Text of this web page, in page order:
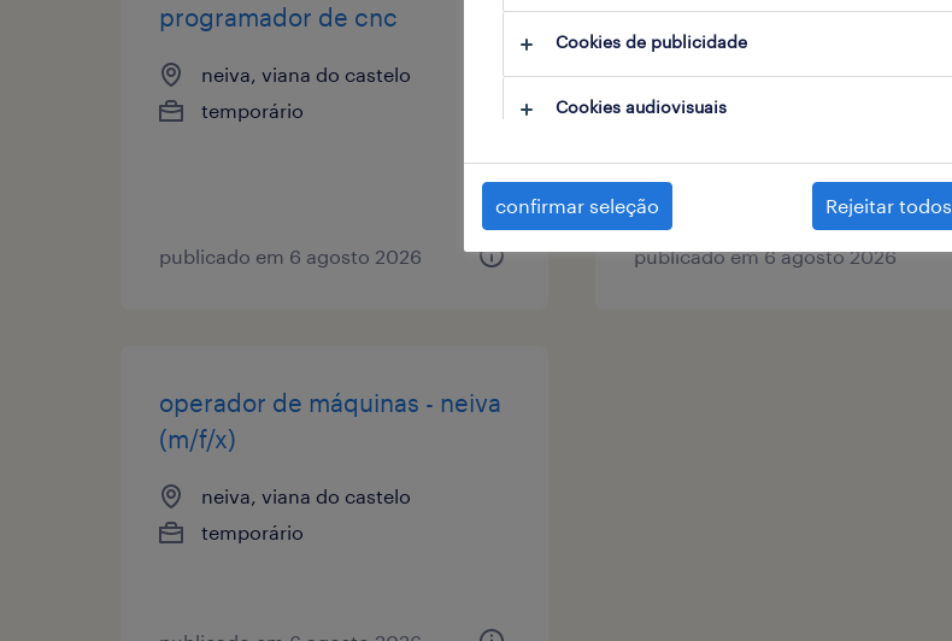
programador de cnc
neiva, viana do castelo
temporário
publicado em 6 agosto 2026
operário/a de produção
(f/m/x)
esposende, braga
publicado em 6 agosto 2026
operador de máquinas - neiva
(m/f/x)
neiva, viana do castelo
temporário
Cookies de publicidade
Cookies audiovisuais
confirmar seleção Rejeitar todos